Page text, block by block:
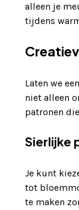
alleen je
tijdens
Laten we
niet alleen
patronen
Sierlijke
Je kunt
tot
te maken